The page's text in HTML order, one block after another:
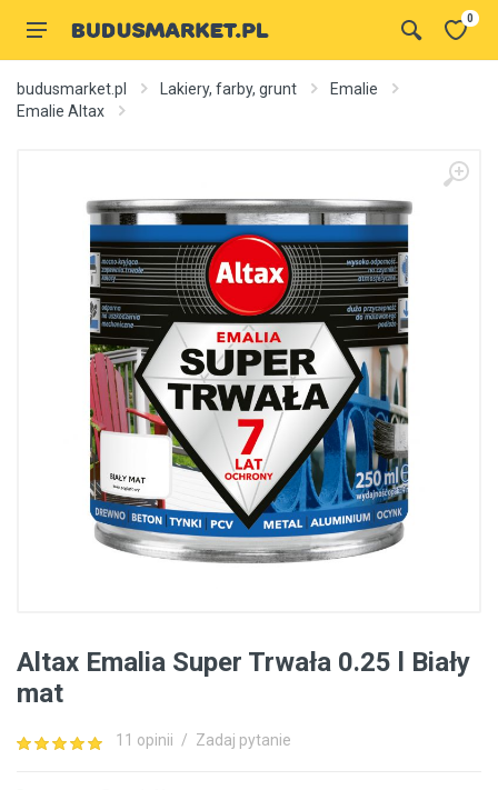
0
budusmarket.pl Lakiery, farby, grunt
Emalie
Emalie Altax
Altax Emalia Super Trwała 0.25 l Biały
mat
11 opinii / Zadaj pytanie